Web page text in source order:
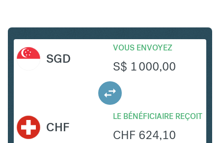
SGD
VOUS ENVOYEZ
S$ 1 000,00
LE BÉNÉFICIAIRE REÇOIT
CHF 624,10
CHF